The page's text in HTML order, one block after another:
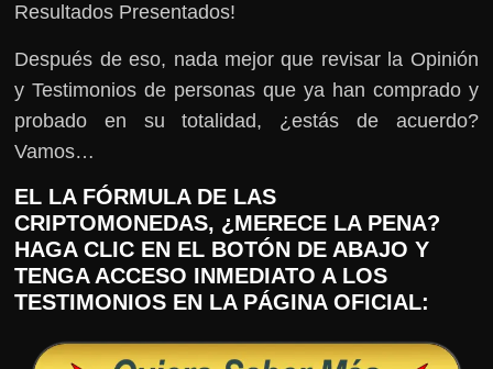
Resultados Presentados!
Después de eso, nada mejor que revisar la Opinión
y Testimonios de personas que ya han comprado y
probado en su totalidad, ¿estás de acuerdo?
Vamos…
EL LA FÓRMULA DE LAS
CRIPTOMONEDAS, ¿MERECE LA PENA?
HAGA CLIC EN EL BOTÓN DE ABAJO Y
TENGA ACCESO INMEDIATO A LOS
TESTIMONIOS EN LA PÁGINA OFICIAL: